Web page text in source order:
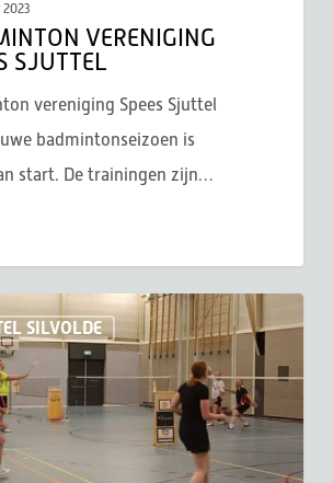
VERENIGING
SJUTTEL
vereniging Spees Sjuttel
badmintonseizoen is
start. De trainingen zijn…
SILVOLDE